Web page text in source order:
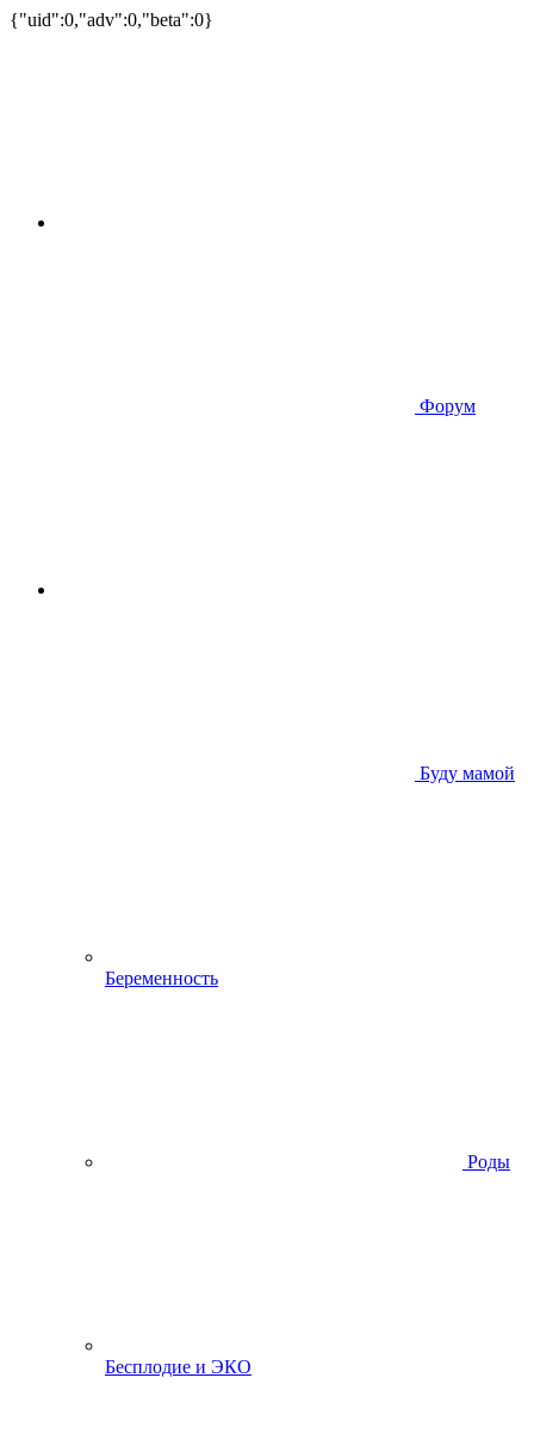
{"uid":0,"adv":0,"beta":0}
Форум
Буду мамой
Беременность
Роды
Бесплодие и ЭКО